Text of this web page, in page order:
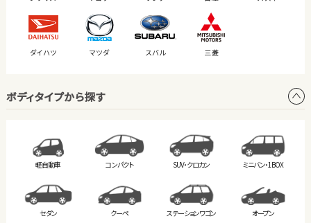
ダイハツ マツダ スバル 三菱
ボディタイプから探す
軽自動車 コンパクト SUV・クロカン ミニバン・1BOX
セダン クーペ ステーションワゴン オープン